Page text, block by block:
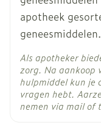
apotheek
geneesmiddelen.
Als apotheker
zorg. Na aankoop
hulpmiddel kun je
vragen hebt.
nemen via mail of